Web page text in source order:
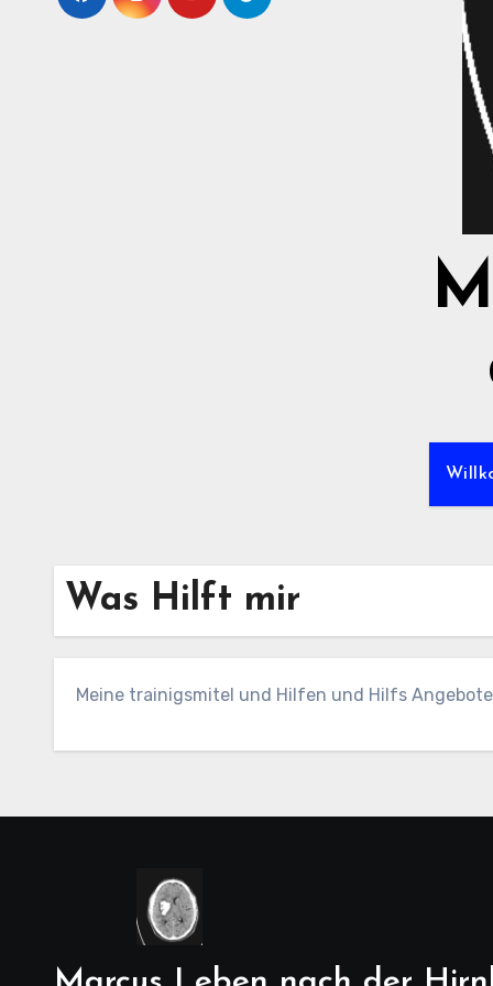
Was Hilft mir
Meine trainigsmitel und Hilfen und Hilfs Angebote